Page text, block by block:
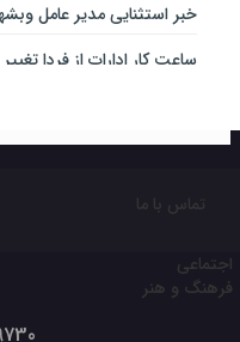
خبر استثنایی مدیر عامل وبشهر برای
ساعت کار ادارات از فردا
خدمات‌دهي مترو به 4 ميليون و 100 هزار نفر مسافر در مناسبت‌هاي ملي و مذهبي
تغییر ساعت کاری شعب بانک
ثبت‌نام آسان محصولات
رکوردشکنی مجتمع مارون
تماس با ما
اجتماعی
فرهنگ و هنر
#49730